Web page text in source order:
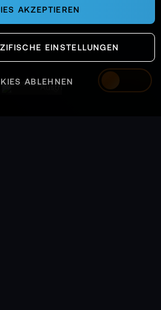
Austria
AKZEPTIEREN
EINSTELLUNGEN
ABLEHNEN